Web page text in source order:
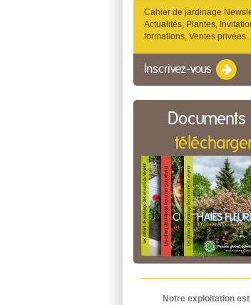
Cahier de jardinage
Actualités, Plantes,
formations, Ventes privées...
Inscrivez-vous
Documents
Notre exploitation